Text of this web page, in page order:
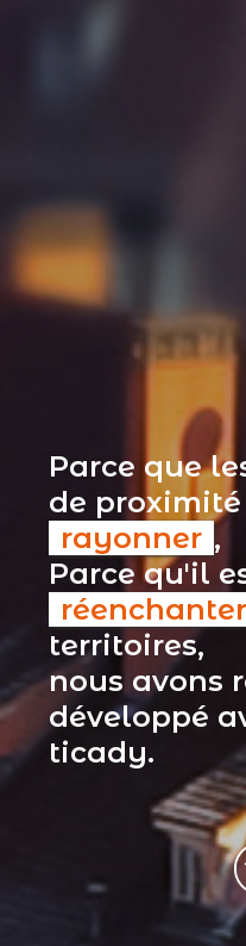
Parce que
de
rayonner ,
Parce qu'il
réenchanter
territoires,
nous avons
développé
ticady.